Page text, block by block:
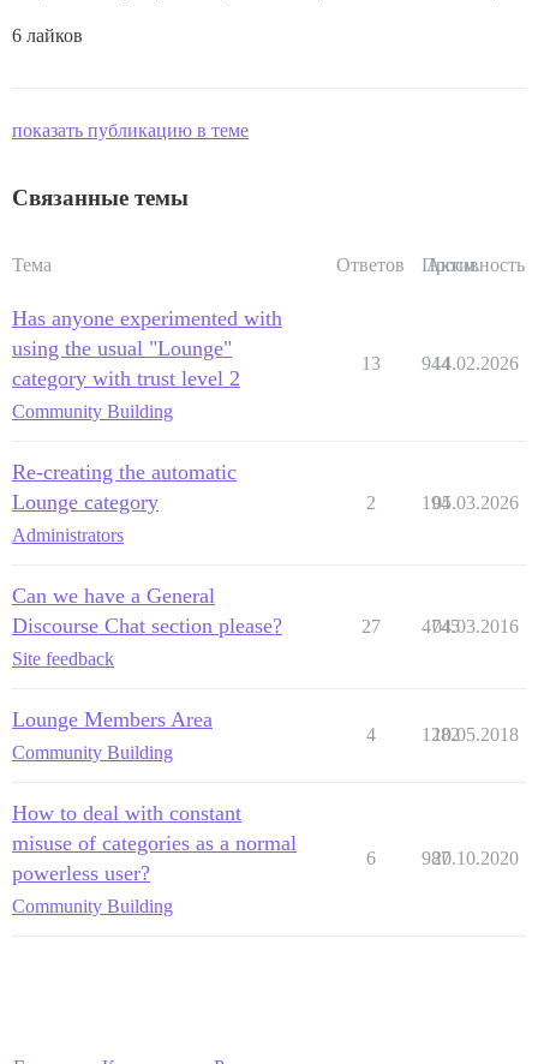
6 лайков
показать публикацию в теме
Связанные темы
Тема Ответов Просм.
Активность
Has anyone experimented with
using the usual "Lounge"
category with trust level 2
Community Building
13 944
14.02.2026
Re-creating the automatic
Lounge category
Administrators
2 194
05.03.2026
Can we have a General
Discourse Chat section please?
Site feedback
27 4745
04.03.2016
Lounge Members Area
Community Building
4 1282
10.05.2018
How to deal with constant
misuse of categories as a normal
powerless user?
Community Building
6 987
20.10.2020